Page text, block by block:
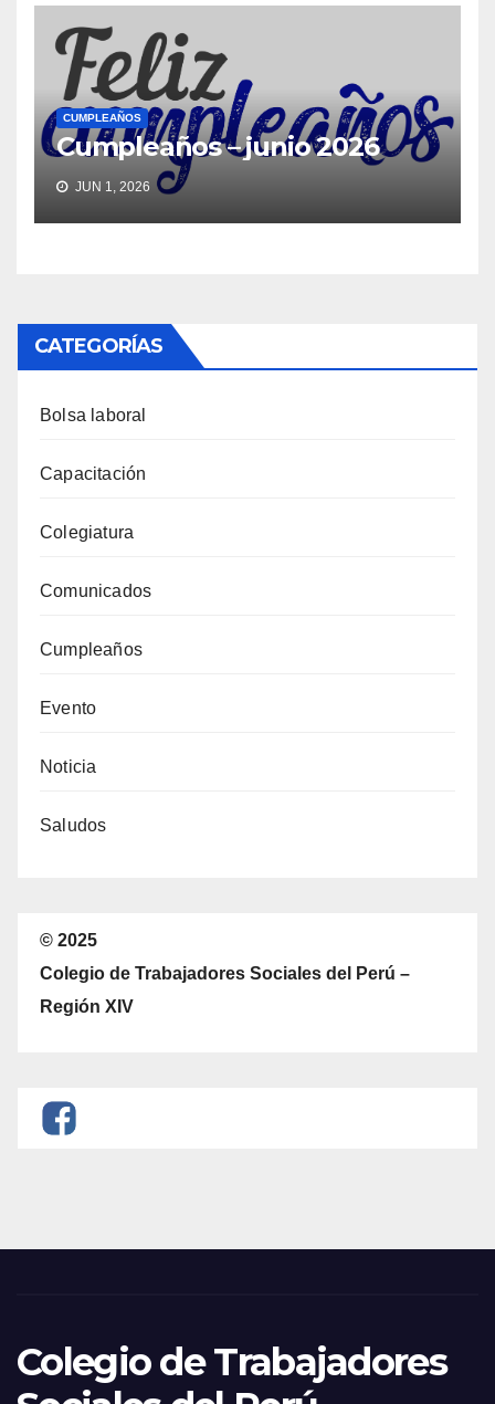
CUMPLEAÑOS
Cumpleaños – junio 2026
JUN 1, 2026
CATEGORÍAS
Bolsa laboral
Capacitación
Colegiatura
Comunicados
Cumpleaños
Evento
Noticia
Saludos
© 2025
Colegio de Trabajadores Sociales del Perú –
Región XIV
Colegio de Trabajadores